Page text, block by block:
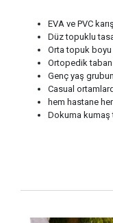
EVA ve PVC
Düz topuklu
Orta topuk
Ortopedik taban
Genç yaş
Casual
hem hastane
Dokuma kumaş